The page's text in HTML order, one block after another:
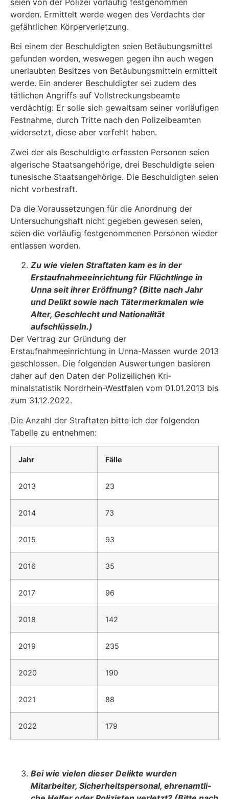
worden. Ermittelt werde wegen des Verdachts der
gefährlichen Körperverletzung.
Bei einem der Beschuldigten seien Betäubungsmittel
gefunden worden, weswegen gegen ihn auch wegen
unerlaubten Besitzes von Betäubungsmitteln ermittelt
werde. Ein anderer Beschuldigter sei zudem des
tätlichen Angriffs auf Vollstreckungsbeamte
verdächtig: Er solle sich gewaltsam seiner vorläufigen
Festnahme, durch Tritte nach den Polizeibeamten
widersetzt, diese aber verfehlt haben.
Zwei der als Beschuldigte erfassten Personen seien
algerische Staatsangehörige, drei Be­schuldigte seien
tunesische Staatsangehörige. Die Beschuldigten seien
nicht vorbestraft.
Da die Voraussetzungen für die Anordnung der
Untersuchungshaft nicht gegeben gewesen seien,
seien die vorläufig festgenommenen Personen wieder
entlassen worden.
Zu wie vielen Straftaten kam es in der
Erstaufnahmeeinrichtung für Flüchtlinge in
Unna seit ihrer Eröffnung? (Bitte nach Jahr
und Delikt sowie nach Tätermerkmalen wie
Alter, Geschlecht und Nationalität
aufschlüsseln.)
Der Vertrag zur Gründung der
Erstaufnahmeeinrichtung in Unna-Massen wurde 2013
ge­schlossen. Die folgenden Auswertungen basieren
daher auf den Daten der Polizeilichen Kri­
minalstatistik Nordrhein-Westfalen vom 01.01.2013 bis
zum 31.12.2022.
Die Anzahl der Straftaten bitte ich der folgenden
Tabelle zu entnehmen:
Jahr Fälle
2013 23
2014 73
2015 93
2016 35
2017 96
2018 142
2019 235
2020 190
2021 88
2022 179
Bei wie vielen dieser Delikte wurden
Mitarbeiter, Sicherheitspersonal, ehrenamtli­